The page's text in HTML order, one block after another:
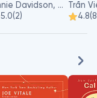
Annie Davidson, Richard Harrington
5.0(2)
Trần
4.8(8